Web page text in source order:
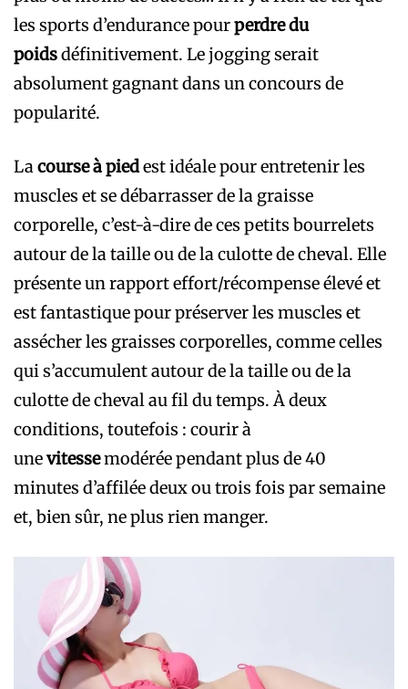
les sports d’endurance pourperdre du
poidsdéfinitivement. Le jogging serait
absolument gagnant dans un concours de
popularité.
Lacourse à piedest idéale pour entretenir les
muscles et se débarrasser de la graisse
corporelle, c’est-à-dire de ces petits bourrelets
autour de la taille ou de la culotte de cheval. Elle
présente un rapport effort/récompense élevé et
est fantastique pour préserver les muscles et
assécher les graisses corporelles, comme celles
qui s’accumulent autour de la taille ou de la
culotte de cheval au fil du temps. À deux
conditions, toutefois : courir à
unevitessemodérée pendant plus de 40
minutes d’affilée deux ou trois fois par semaine
et, bien sûr, ne plus rien manger.